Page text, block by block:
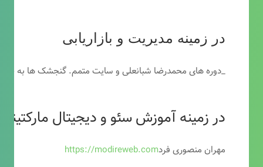
در زمینه مدیریت و بازاریابی
_دوره های محمدرضا شبانعلی و سایت متمم. گنجشک ها به
در زمینه آموزش سئو و دیجیتال
مهران منصوری فردhttps://modireweb.com